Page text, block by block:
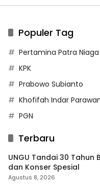
Populer Tag
Pertamina Patra Niaga
KPK
Prabowo Subianto
Khofifah Indar
PGN
Terbaru
UNGU Tandai 30 Tahun
dan Konser Spesial
Agustus 8, 2026